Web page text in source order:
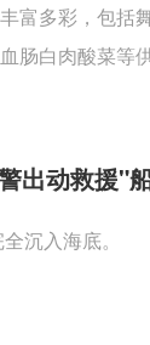
富多彩，包
肠白肉酸菜等
出动救援"
沉入海底。